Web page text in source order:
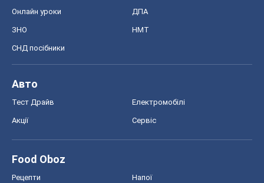
Онлайн уроки ДПА
ЗНО НМТ
СНД посібники
Авто
Тест Драйв Електромобілі
Акції Сервіс
Food Oboz
Рецепти Напої